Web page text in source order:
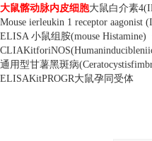
大鼠髂动脉内皮细胞大鼠白介素
Mouse ierleukin 1 receptor aagonist
ELISA 小鼠组胺(mouse Histamine)
通用型甘薯黑斑病
ELISAKitPROGR大鼠孕同受体